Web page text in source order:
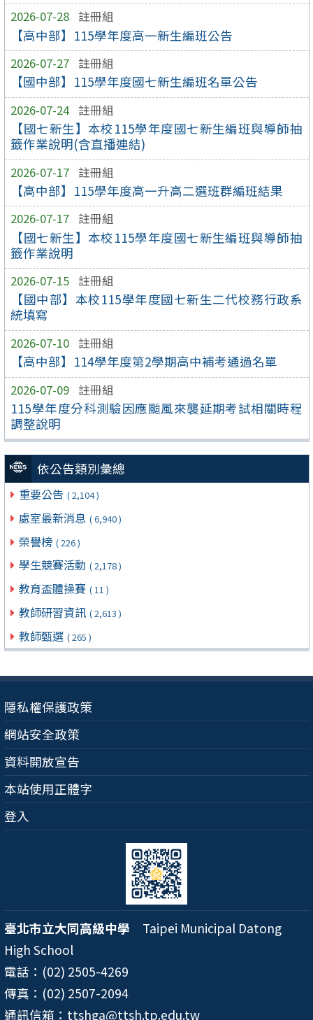
2026-07-28 註冊組
【高中部】115學年度高一新生編班公告
2026-07-27 註冊組
【國中部】115學年度國七新生編班名單公告
2026-07-24 註冊組
【國七新生】本校115學年度國七新生編班與導師抽
籤作業說明(含直播連結)
2026-07-17 註冊組
【高中部】115學年度高一升高二選班群編班結果
2026-07-17 註冊組
【國七新生】本校115學年度國七新生編班與導師抽
籤作業說明
2026-07-15 註冊組
【國中部】本校115學年度國七新生二代校務行政系
統填寫
2026-07-10 註冊組
【高中部】114學年度第2學期高中補考通過名單
2026-07-09 註冊組
115學年度分科測驗因應颱風來襲延期考試相關時程
調整說明
依公告類別彙總
重要公告 ( 2,104 )
處室最新消息 ( 6,940 )
榮譽榜 ( 226 )
學生競賽活動 ( 2,178 )
教育盃體操賽 ( 11 )
教師研習資訊 ( 2,613 )
教師甄選 ( 265 )
隱私權保護政策
網站安全政策
資料開放宣告
本站使用正體字
登入
臺北市立大同高級中學 Taipei Municipal Datong
High School
電話：(02) 2505-4269
傳真：(02) 2507-2094
通訊信箱：ttshga@ttsh.tp.edu.tw